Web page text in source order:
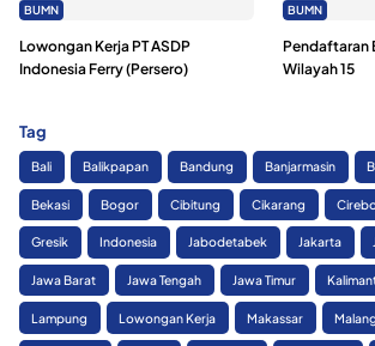
BUMN
Lowongan Kerja PT ASDP
Indonesia Ferry (Persero)
BUMN
Pendaftaran
Wilayah 15
Tag
Bali Balikpapan Bandung Banjarmasin
Bekasi Bogor Cibitung Cikarang
Gresik Indonesia Jabodetabek Jakarta
Jawa Barat Jawa Tengah Jawa Timur
Lampung Lowongan Kerja Makassar Malang